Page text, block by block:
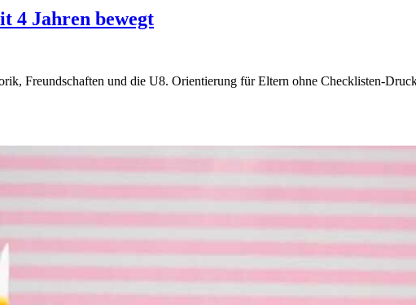
4 Jahren bewegt
Freundschaften und die U8. Orientierung für Eltern ohne Checklisten-